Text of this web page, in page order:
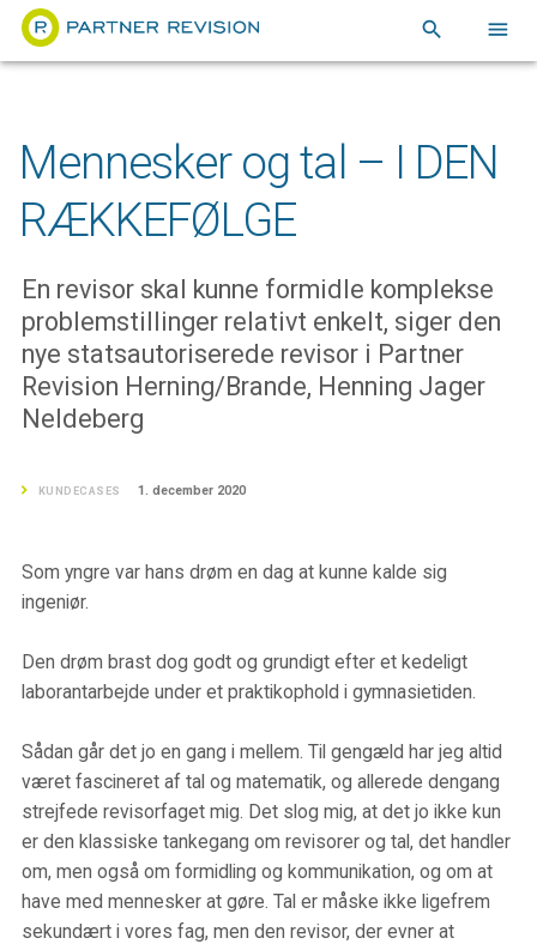
search menu
Mennesker og tal – I DEN
RÆKKEFØLGE
En revisor skal kunne formidle komplekse
problemstillinger relativt enkelt, siger den
nye statsautoriserede revisor i Partner
Revision Herning/Brande, Henning Jager
Neldeberg
KUNDECASES 1. december 2020
Som yngre var hans drøm en dag at kunne kalde sig
ingeniør.
Den drøm brast dog godt og grundigt efter et kedeligt
laborantarbejde under et praktikophold i gymnasietiden.
Sådan går det jo en gang i mellem. Til gengæld har jeg altid
været fascineret af tal og matematik, og allerede dengang
strejfede revisorfaget mig. Det slog mig, at det jo ikke kun
er den klassiske tankegang om revisorer og tal, det handler
om, men også om formidling og kommunikation, og om at
have med mennesker at gøre. Tal er måske ikke ligefrem
sekundært i vores fag, men den revisor, der evner at